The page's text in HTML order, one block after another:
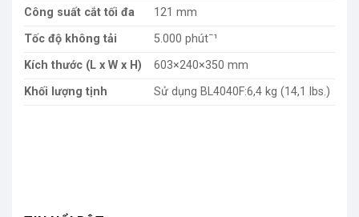
Công suất cắt tối đa
121 mm
Tốc độ không tải
5.000 phútˉ¹
Kích thước (L x W x H)
603×240×350 mm
Khối lượng tịnh
Sử dụng BL4040F:6,4 kg (14,1 lbs.)